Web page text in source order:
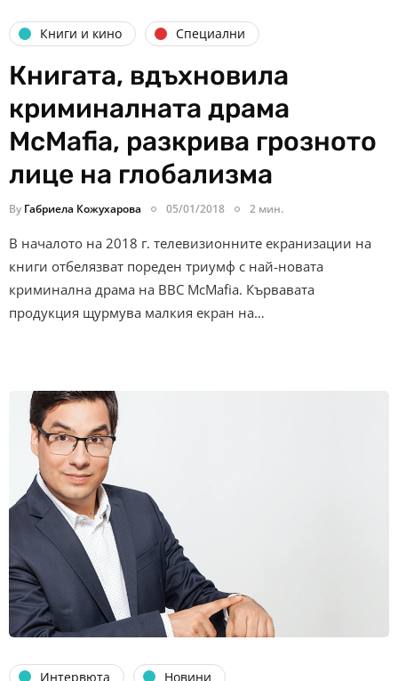
Книги и кино Специални
Книгата, вдъхновила
криминалната драма
McMafia, разкрива грозното
лице на глобализма
By Габриела Кожухарова 05/01/2018 2 мин.
В началото на 2018 г. телевизионните екранизации на
книги отбелязват пореден триумф с най-новата
криминална драма на BBC McMafia. Кървавата
продукция щурмува малкия екран на…
Интервюта Новини